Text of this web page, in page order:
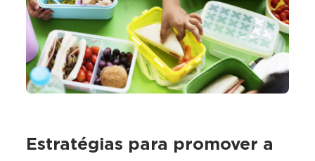
Estratégias para promover a